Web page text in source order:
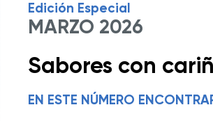
Edición Especial
MARZO 2026
Sabores con
EN ESTE NÚMERO